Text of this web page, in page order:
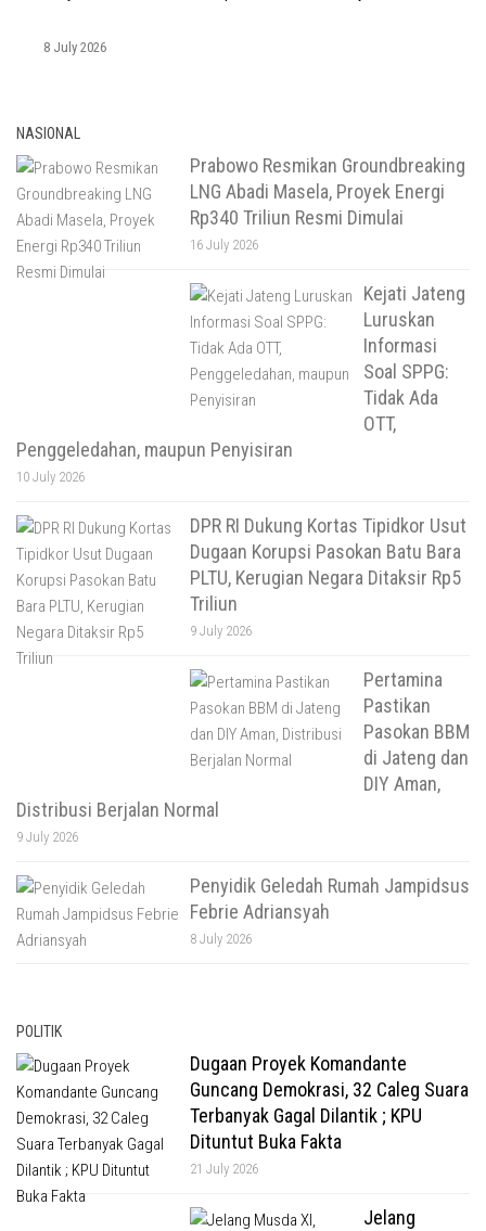
8 July 2026
NASIONAL
Prabowo Resmikan Groundbreaking
LNG Abadi Masela, Proyek Energi
Rp340 Triliun Resmi Dimulai
16 July 2026
Kejati Jateng
Luruskan
Informasi
Soal SPPG:
Tidak Ada
OTT,
Penggeledahan, maupun Penyisiran
10 July 2026
DPR RI Dukung Kortas Tipidkor Usut
Dugaan Korupsi Pasokan Batu Bara
PLTU, Kerugian Negara Ditaksir Rp5
Triliun
9 July 2026
Pertamina
Pastikan
Pasokan BBM
di Jateng dan
DIY Aman,
Distribusi Berjalan Normal
9 July 2026
Penyidik Geledah Rumah Jampidsus
Febrie Adriansyah
8 July 2026
POLITIK
Dugaan Proyek Komandante
Guncang Demokrasi, 32 Caleg Suara
Terbanyak Gagal Dilantik ; KPU
Dituntut Buka Fakta
21 July 2026
Jelang